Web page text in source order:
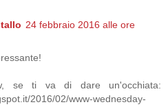
24 febbraio 2016 alle ore
se ti va di dare un'occhiata:
2016/02/www-wednesday-